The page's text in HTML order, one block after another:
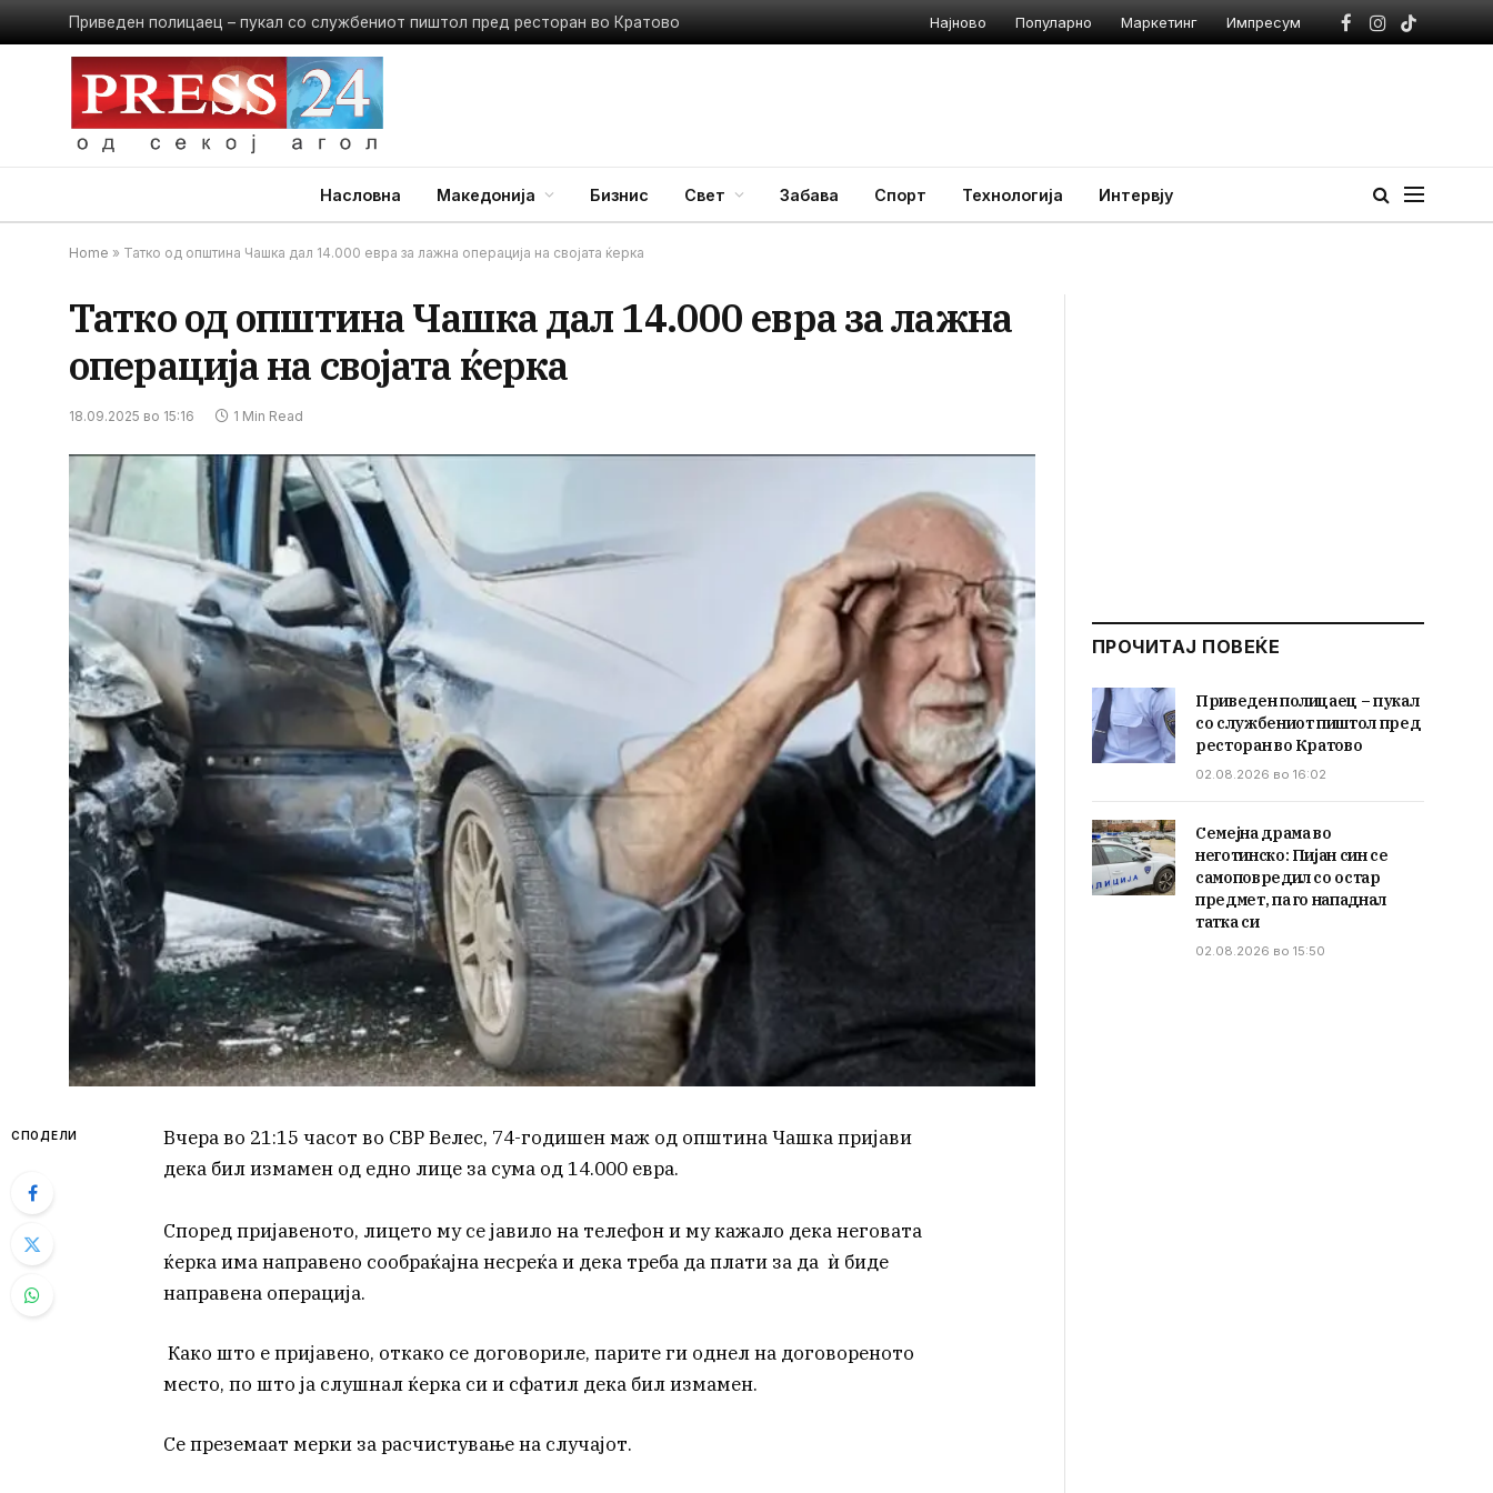
Приведен полицаец – пукал со службениот пиштол пред ресторан во Кратово Најново Популарно Маркетинг Импресум
Facebook
Instagram
TikTok
Насловна Македонија Бизнис Свет Забава Спорт Технологија Интервју
Home » Татко од општина Чашка дал 14.000 евра за лажна операција на својата ќерка
Татко од општина Чашка дал 14.000 евра за лажна
операција на својата ќерка
18.09.2025 во 15:16 1 Min Read
СПОДЕЛИ
Вчера во 21:15 часот во СВР Велес, 74-годишен маж од општина Чашка пријави
дека бил измамен од едно лице за сума од 14.000 евра.
Според пријавеното, лицето му се јавило на телефон и му кажало дека неговата
ќерка има направено сообраќајна несреќа и дека треба да плати за да ѝ биде
направена операција.
Како што е пријавено, откако се договориле, парите ги однел на договореното
место, по што ја слушнал ќерка си и сфатил дека бил измамен.
Се преземаат мерки за расчистување на случајот.
ПРОЧИТАЈ ПОВЕЌЕ
Приведен полицаец – пукал
со службениот пиштол пред
ресторан во Кратово
02.08.2026 во 16:02
Семејна драма во
неготинско: Пијан син се
самоповредил со остар
предмет, па го нападнал
татка си
02.08.2026 во 15:50